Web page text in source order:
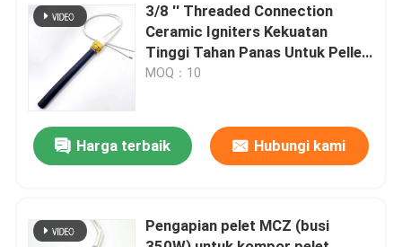
Tur Pabrik
Kontrol kualitas
Hubungi kami
Permintaan Penawaran
3/8 '' Threaded Connection
Ceramic Igniters Kekuatan
Tinggi Tahan Panas Untuk Pellet
Stove
MOQ：10
Harga terbaik Hubungi kami
Pengapian pelet MCZ (busi